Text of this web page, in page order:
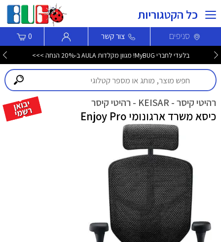
כל הקטגוריות
סניפים צור קשר 0
בלעדי לחברי MyBUG! מגוון מקלדות AULA ב-20% הנחה >>>
רהיטי קיסר - KEISAR - רהיטי קיסר
כיסא משרד ארגונומי Enjoy Pro